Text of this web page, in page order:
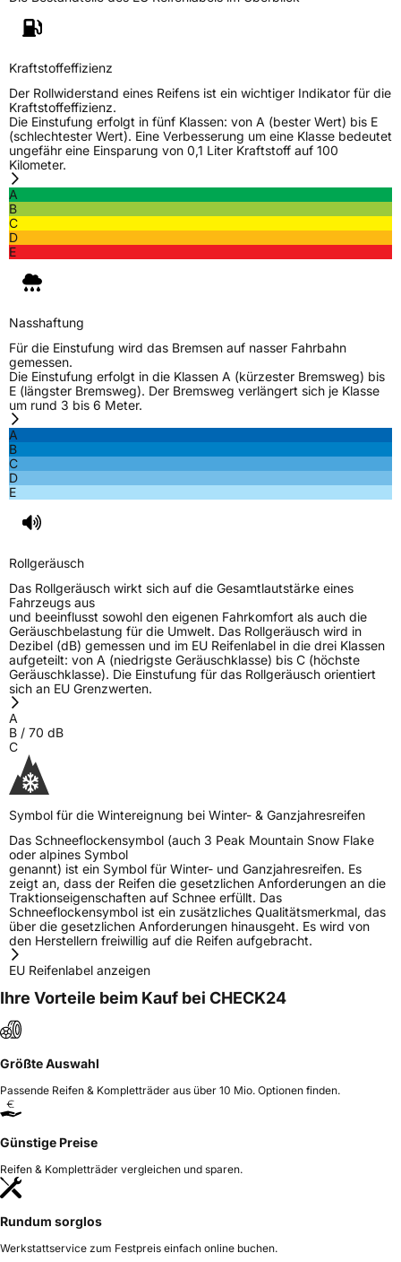
Weitere Eigenschaften
SchlauchtypTL
ZustandNeureifen
M+SJa
EU Label
EffizienzC
NasshaftungC
Rollgeräusch (dB)70
FahrzeugklasseC1
3PMSF / Schneeflockensymbol / Alpine-Symbol
Allgemeine Produktsicherheit (GPSR)
Kraftstoffeffizienz
Der Rollwiderstand eines Reifens ist ein wichtiger Indikator für die
Kraftstoffeffizienz.
Die Einstufung erfolgt in fünf Klassen: von A (bester Wert) bis E
(schlechtester Wert). Eine Verbesserung um eine Klasse bedeutet
ungefähr eine Einsparung von 0,1 Liter Kraftstoff auf 100
Kilometer.
A
B
C
D
E
Nasshaftung
Für die Einstufung wird das Bremsen auf nasser Fahrbahn
gemessen.
Die Einstufung erfolgt in die Klassen A (kürzester Bremsweg) bis
E (längster Bremsweg). Der Bremsweg verlängert sich je Klasse
um rund 3 bis 6 Meter.
A
B
C
D
E
Rollgeräusch
Das Rollgeräusch wirkt sich auf die Gesamtlautstärke eines
Fahrzeugs aus
und beeinflusst sowohl den eigenen Fahrkomfort als auch die
Geräuschbelastung für die Umwelt. Das Rollgeräusch wird in
Dezibel (dB) gemessen und im EU Reifenlabel in die drei Klassen
aufgeteilt: von A (niedrigste Geräuschklasse) bis C (höchste
Geräuschklasse). Die Einstufung für das Rollgeräusch orientiert
sich an EU Grenzwerten.
A
B / 70 dB
C
Symbol für die Wintereignung bei Winter- & Ganzjahresreifen
Das Schneeflockensymbol (auch 3 Peak Mountain Snow Flake
oder alpines Symbol
genannt) ist ein Symbol für Winter- und Ganzjahresreifen. Es
zeigt an, dass der Reifen die gesetzlichen Anforderungen an die
Traktionseigenschaften auf Schnee erfüllt. Das
Schneeflockensymbol ist ein zusätzliches Qualitätsmerkmal, das
über die gesetzlichen Anforderungen hinausgeht. Es wird von
den Herstellern freiwillig auf die Reifen aufgebracht.
EU Reifenlabel anzeigen
Ihre Vorteile beim Kauf bei CHECK24
Größte Auswahl
Passende Reifen & Kompletträder aus über 10 Mio. Optionen finden.
Günstige Preise
Reifen & Kompletträder vergleichen und sparen.
Rundum sorglos
Werkstattservice zum Festpreis einfach online buchen.